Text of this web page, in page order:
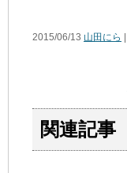
2015/06/13 山田にら
関連記事